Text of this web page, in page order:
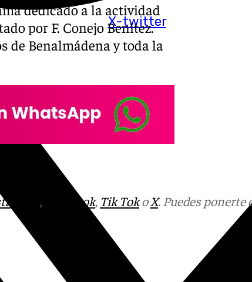
X-twitter
dedicado a la actividad
por F. Conejo Benítez.
de Benalmádena y toda la
, Facebook, Tik TokoX. Puedes